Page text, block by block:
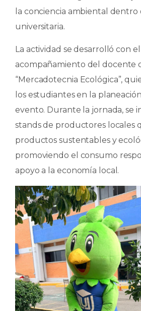
k
la conciencia ambiental dentro
universitaria.
La actividad se desarrolló con el
acompañamiento del docente
“Mercadotecnia Ecológica”,
los estudiantes en la
evento. Durante la jornada, se
stands de productores locales
productos sustentables y
promoviendo el consumo
apoyo a la economía local.